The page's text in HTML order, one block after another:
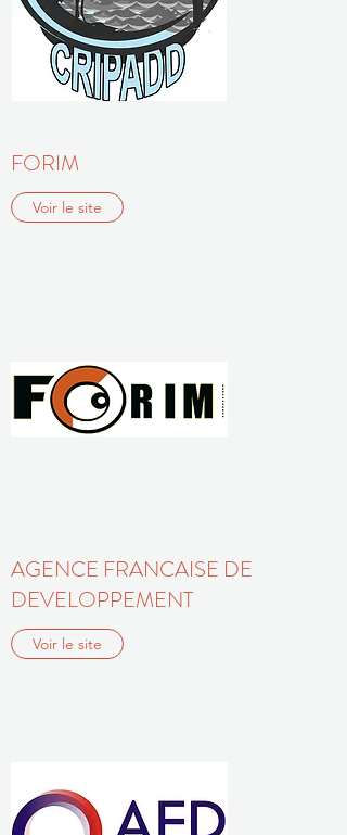
FORIM
Voir le site
AGENCE FRANCAISE DE
DEVELOPPEMENT
Voir le site